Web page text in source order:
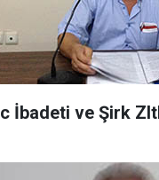
İbadeti ve Şirk